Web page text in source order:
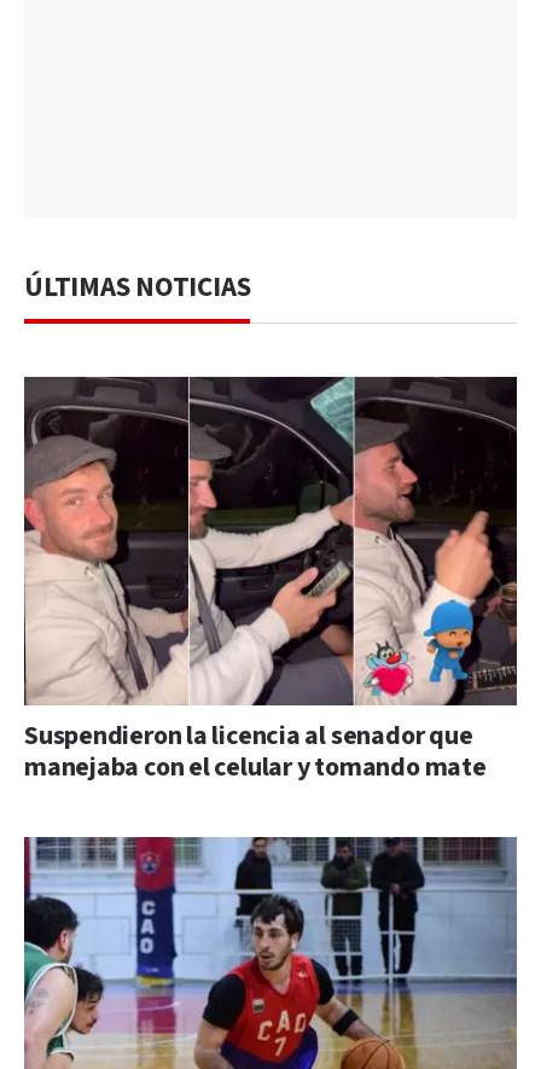
ÚLTIMAS NOTICIAS
Suspendieron la licencia al senador que
manejaba con el celular y tomando mate